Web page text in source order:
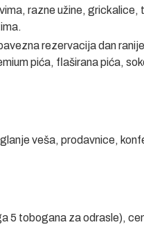
razne užine, grickalice,
rezervacija dan
pića, flaširana pića,
veša, prodavnice,
5 tobogana za odrasle),